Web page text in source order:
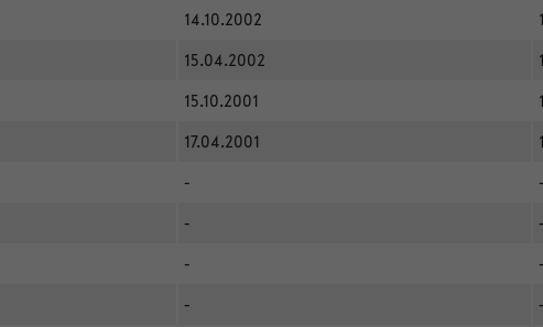
14.10.2002
15.04.2002
15.10.2001
17.04.2001
-
-
-
-
-
-
-
-